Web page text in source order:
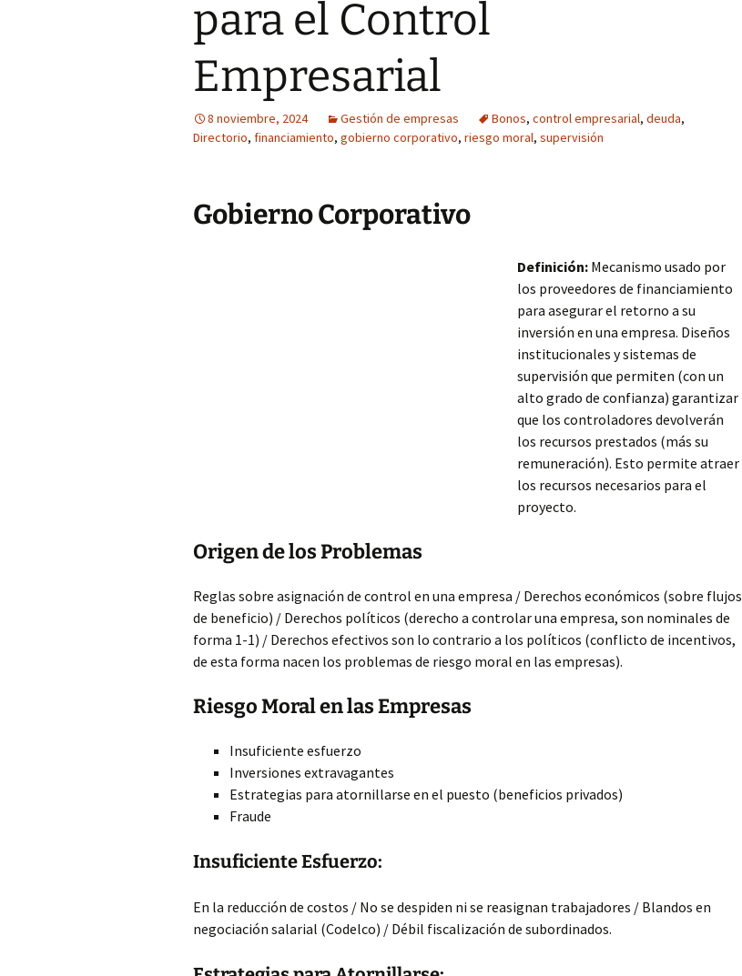
para el Control
Empresarial
8 noviembre, 2024 Gestión de empresas Bonos, control empresarial, deuda,
Directorio, financiamiento, gobierno corporativo, riesgo moral, supervisión
Gobierno Corporativo
Definición: Mecanismo usado por
los proveedores de financiamiento
para asegurar el retorno a su
inversión en una empresa. Diseños
institucionales y sistemas de
supervisión que permiten (con un
alto grado de confianza) garantizar
que los controladores devolverán
los recursos prestados (más su
remuneración). Esto permite atraer
los recursos necesarios para el
proyecto.
Origen de los Problemas
Reglas sobre asignación de control en una empresa / Derechos económicos (sobre flujos
de beneficio) / Derechos políticos (derecho a controlar una empresa, son nominales de
forma 1-1) / Derechos efectivos son lo contrario a los políticos (conflicto de incentivos,
de esta forma nacen los problemas de riesgo moral en las empresas).
Riesgo Moral en las Empresas
Insuficiente esfuerzo
Inversiones extravagantes
Estrategias para atornillarse en el puesto (beneficios privados)
Fraude
Insuficiente Esfuerzo:
En la reducción de costos / No se despiden ni se reasignan trabajadores / Blandos en
negociación salarial (Codelco) / Débil fiscalización de subordinados.